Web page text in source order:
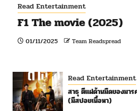
Read Entertainment
F1 The movie (2025)
01/11/2025 Team Readspread
Read Entertainment
สาธุ ตีแผ่ด้านมืดของมาร
(มีสปอยเนื้อหา)